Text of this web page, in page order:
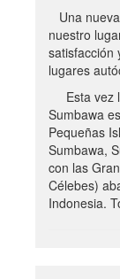
Una
nuestro
satisfacción
lugares
Esta vez
Sumbawa
Pequeñas
Sumbawa,
con las
Célebes)
Indonesia.